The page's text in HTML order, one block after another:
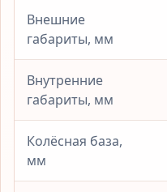
Внешние
габариты, мм
Внутренние
габариты, мм
Колёсная база,
мм